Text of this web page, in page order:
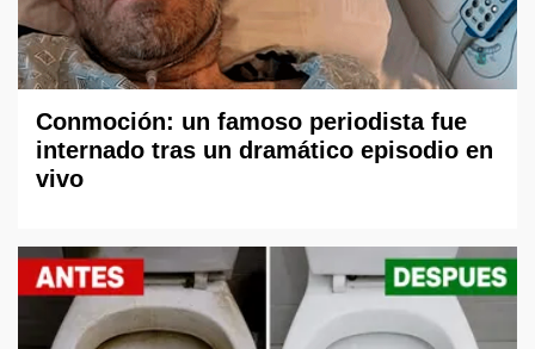
Conmoción: un famoso periodista fue
internado tras un dramático episodio en
vivo